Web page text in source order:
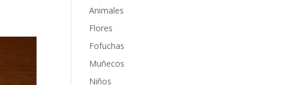
Animales
Flores
Fofuchas
Muñecos
Niños